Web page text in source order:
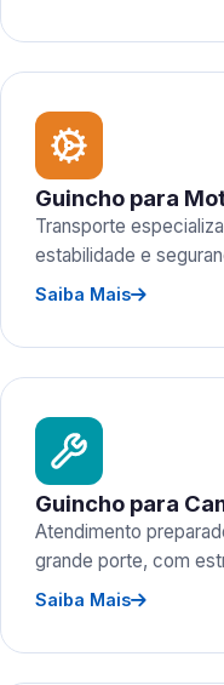
Guincho para
Transporte
estabilidade e
Saiba Mais
Guincho para
Atendimento
grande porte, com
Saiba Mais